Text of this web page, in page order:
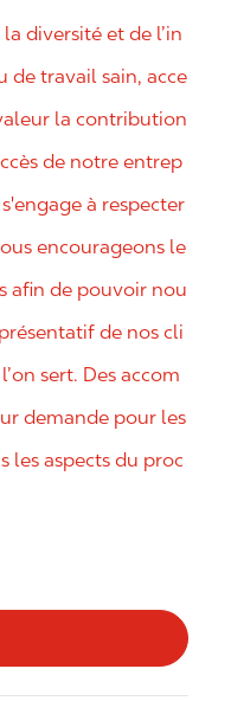
diversité et de l’in
de travail sain, acce
la contribution
de notre entrep
à respecter
encourageons le
afin de pouvoir nou
de nos cli
sert. Des accom
demande pour les
les aspects du proc